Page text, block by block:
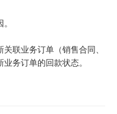
联业务订单（销售合同、
务订单的回款状态。